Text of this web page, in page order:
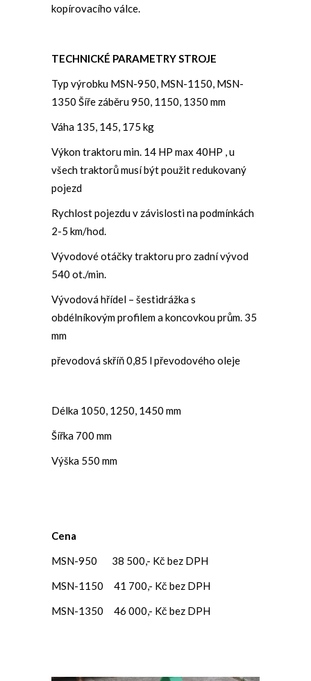
kopírovacího válce.
TECHNICKÉ PARAMETRY STROJE
Typ výrobku MSN-950, MSN-1150, MSN-
1350 Šíře záběru 950, 1150, 1350 mm
Váha 135, 145, 175 kg
Výkon traktoru min. 14 HP max 40HP , u
všech traktorů musí být použit redukovaný
pojezd
Rychlost pojezdu v závislosti na podmínkách
2-5 km/hod.
Vývodové otáčky traktoru pro zadní vývod
540 ot./min.
Vývodová hřídel – šestidrážka s
obdélníkovým profilem a koncovkou prům. 35
mm
převodová skříň 0,85 l převodového oleje
Délka 1050, 1250, 1450 mm
Šířka 700 mm
Výška 550 mm
Cena
MSN-950 38 500,- Kč bez DPH
MSN-1150 41 700,- Kč bez DPH
MSN-1350 46 000,- Kč bez DPH